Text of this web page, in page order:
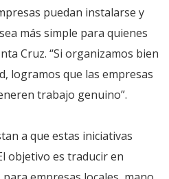
puedan instalarse y
más simple para quienes
Cruz. “Si organizamos bien
logramos que las empresas
trabajo genuino”.
a que estas iniciativas
objetivo es traducir en